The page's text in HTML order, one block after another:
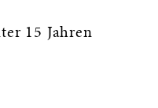
15 Jahren